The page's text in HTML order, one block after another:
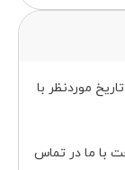
موردنظر با
با ما در تماس